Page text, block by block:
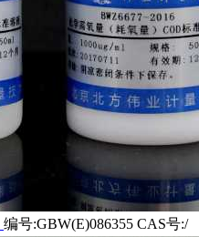
编号:GBW(E)086355 CAS号:/